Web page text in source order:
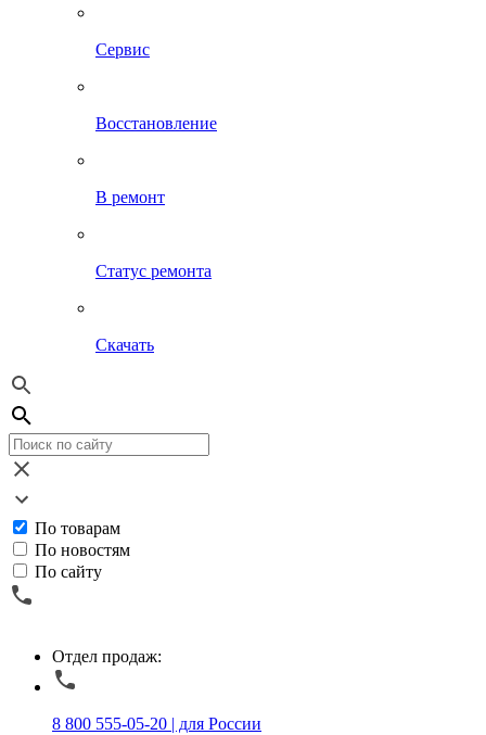
Сервис
Восстановление
В ремонт
Статус ремонта
Скачать
По товарам
По новостям
По сайту
Отдел продаж:
8 800 555-05-20 | для России